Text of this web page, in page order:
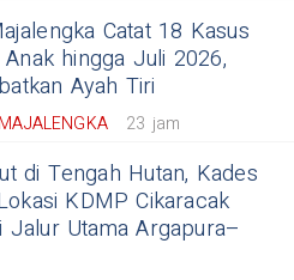
Catat 18 Kasus
hingga Juli 2026,
Ayah Tiri
23 jam
di Tengah Hutan, Kades
KDMP Cikaracak
Jalur Utama Argapura–